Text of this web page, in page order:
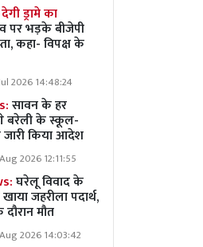
ड्रामे का
पर भड़के बीजेपी
कहा- विपक्ष के
2026 14:48:24
सावन के हर
बरेली के स्कूल-
किया आदेश
2026 12:11:55
घरेलू विवाद के
जहरीला पदार्थ,
मौत
2026 14:03:42